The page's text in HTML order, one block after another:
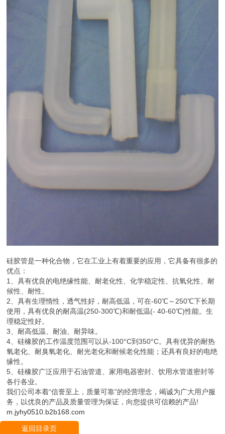
硅胶管是一种化合物，它在工业上有着重要的应用，它具备有很多的
优点：
1、具有优良的电绝缘性能、耐老化性、化学稳定性、抗氧化性、耐
候性、耐性。
2、具有生理惰性，透气性好，耐高低温，可在-60℃～250℃下长期
使用，具有优良的耐高温(250-300℃)和耐低温(- 40-60℃)性能。生
理稳定性好。
3、耐高低温、耐油、耐异味。
4、硅橡胶的工作温度范围可以从-100°C到350°C。具有优异的耐热
氧老化、耐臭氧老化、耐光老化和耐候老化性能；还具有良好的电绝
缘性。
5、硅橡胶广泛应用于石油管道、家用电器密封、饮用水管道密封等
各行各业。
我们公司本着“信誉至上，质量可靠”的经营理念，竭诚为广大用户服
务，以优良的产品及质量管理为保证，向您提供可信赖的产品!
m.jyhy0510.b2b168.com
返回目录页